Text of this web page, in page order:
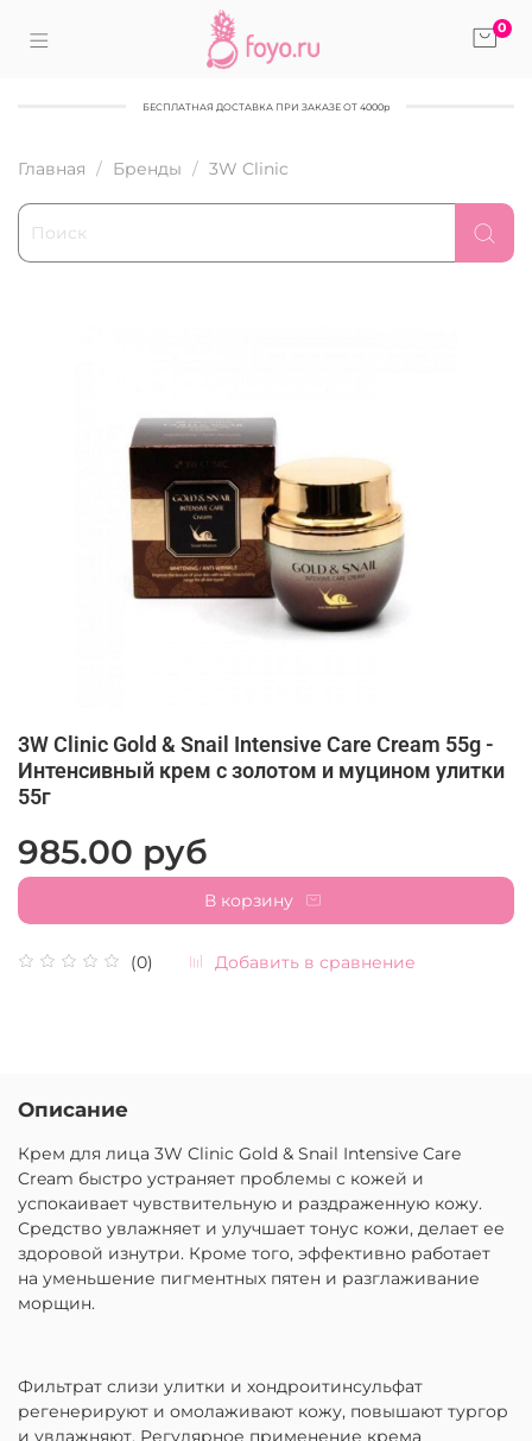
0
БЕСПЛАТНАЯ ДОСТАВКА ПРИ ЗАКАЗЕ ОТ 4000р
Главная Бренды 3W Clinic
3W Clinic Gold & Snail Intensive Care Cream 55g -
Интенсивный крем с золотом и муцином улитки
55г
(0) Добавить в сравнение
985.00 руб
В корзину
Описание
Крем для лица 3W Clinic Gold & Snail Intensive Care
Cream быстро устраняет проблемы с кожей и
успокаивает чувствительную и раздраженную кожу.
Средство увлажняет и улучшает тонус кожи, делает ее
здоровой изнутри. Кроме того, эффективно работает
на уменьшение пигментных пятен и разглаживание
морщин.
Фильтрат слизи улитки и хондроитинсульфат
регенерируют и омолаживают кожу, повышают тургор
и увлажняют. Регулярное применение крема